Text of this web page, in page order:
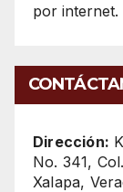
por internet.
Dirección:
No. 341,
Xalapa,